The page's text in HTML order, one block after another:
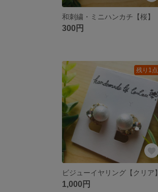
和刺繍・ミニハンカチ【桜】
300円
残り1点
ビジューイヤリング【クリア】
1,000円